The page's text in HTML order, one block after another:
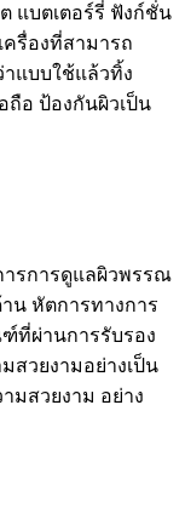
แบตเตอร์รี่ ฟังก์ชั่น
ครื่องที่สามารถ
แบบใช้แล้วทิ้ง
ถือ ป้องกันผิวเป็น
ารการดูแลผิวพรรณ
น หัตการทางการ
ที่ผ่านการรับรอง
สวยงามอย่างเป็น
มสวยงาม อย่าง